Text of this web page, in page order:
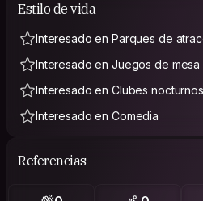
Estilo de vida
Interesado en Parques de
Interesado en Juegos de mesa
Interesado en Clubes nocturnos
Interesado en Comedia
Referencias